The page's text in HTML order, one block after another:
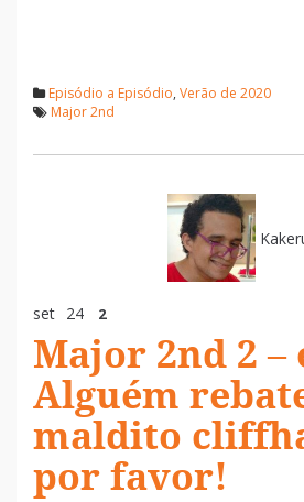
Episódio a Episódio, Verão de 2020
Major 2nd
set 24 2
Major 2nd 2 –
Alguém
maldito
por favor!